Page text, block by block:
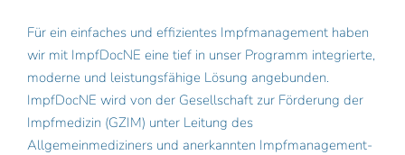
Für ein einfaches und effizientes Impfmanagement haben
wir mit ImpfDocNE eine tief in unser Programm integrierte,
moderne und leistungsfähige Lösung angebunden.
ImpfDocNE wird von der Gesellschaft zur Förderung der
Impfmedizin (GZIM) unter Leitung des
Allgemeinmediziners und anerkannten Impfmanagement-